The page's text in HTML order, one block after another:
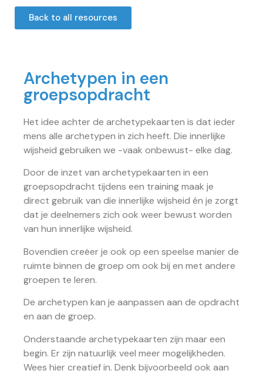
Back to all resources
Archetypen in een
groepsopdracht
Het idee achter de archetypekaarten is dat ieder
mens alle archetypen in zich heeft. Die innerlijke
wijsheid gebruiken we -vaak onbewust- elke dag.
Door de inzet van archetypekaarten in een
groepsopdracht tijdens een training maak je
direct gebruik van die innerlijke wijsheid én je zorgt
dat je deelnemers zich ook weer bewust worden
van hun innerlijke wijsheid.
Bovendien creëer je ook op een speelse manier de
ruimte binnen de groep om ook bij en met andere
groepen te leren.
De archetypen kan je aanpassen aan de opdracht
en aan de groep.
Onderstaande archetypekaarten zijn maar een
begin. Er zijn natuurlijk veel meer mogelijkheden.
Wees hier creatief in. Denk bijvoorbeeld ook aan